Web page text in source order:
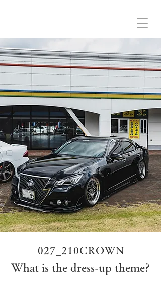
027_210CROWN
What is the dress-up theme?